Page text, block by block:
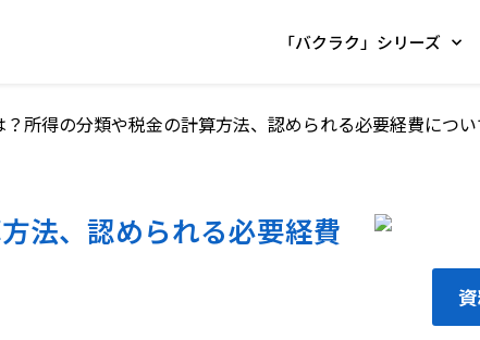
「バクラク」シリーズ
所得の分類や税金の計算方法、認められる必要経費につい
法、認められる必要経費